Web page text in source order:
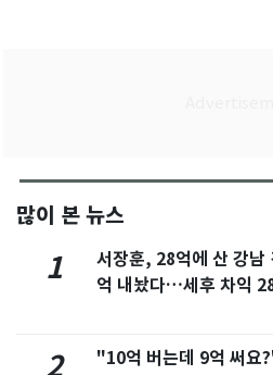
많이 본 뉴스
1
서장훈, 28억에 산 강남
억 내놨다…세후 차익
2
"10억 버는데 9억 써